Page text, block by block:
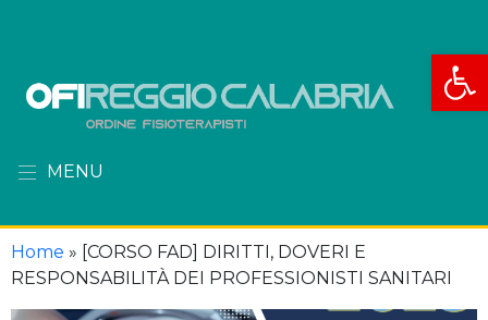
Apri
MENU
Home » [CORSO FAD] DIRITTI, DOVERI E
RESPONSABILITÀ DEI PROFESSIONISTI SANITARI